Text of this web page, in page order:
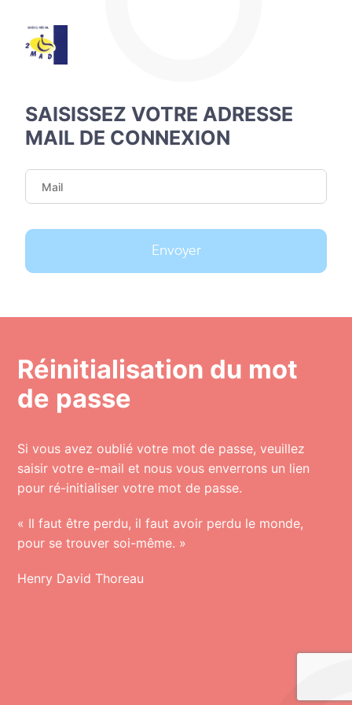
SAISISSEZ VOTRE ADRESSE
MAIL DE CONNEXION
Envoyer
Réinitialisation du mot
de passe
Si vous avez oublié votre mot de passe, veuillez
saisir votre e-mail et nous vous enverrons un lien
pour ré-initialiser votre mot de passe.
« Il faut être perdu, il faut avoir perdu le monde,
pour se trouver soi-même. »
Henry David Thoreau